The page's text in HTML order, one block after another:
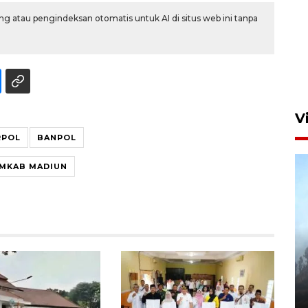
atau pengindeksan otomatis untuk AI di situs web ini tanpa
BANPOL
MADIUN
BPBD Jatim kerahkan "Drone
Water Spray" bantu padamkan
kebakaran Bromo
6 Agustus 2026 18:23